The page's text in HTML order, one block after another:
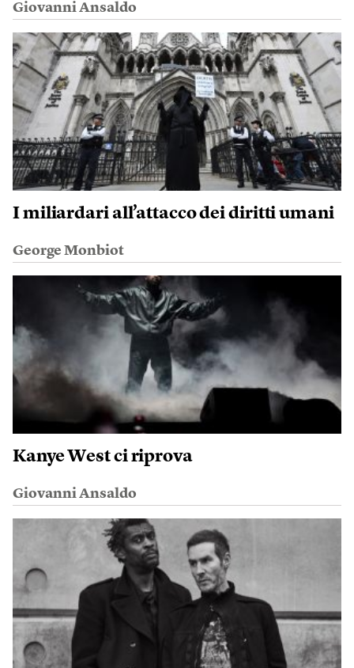
Giovanni Ansaldo
I miliardari all’attacco dei diritti umani
George Monbiot
Kanye West ci riprova
Giovanni Ansaldo